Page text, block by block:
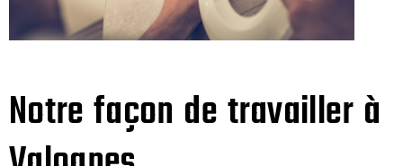
Notre façon de travailler à